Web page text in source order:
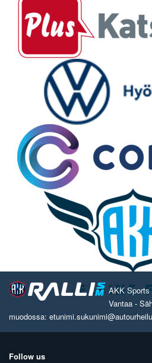
AKK Sports
Vantaa -
muodossa:
Follow us